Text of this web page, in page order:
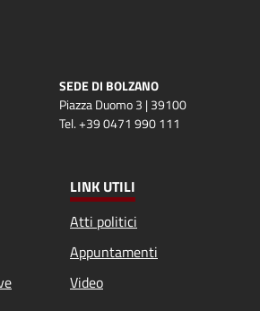
SEDE DI BOLZANO
Piazza Duomo 3 | 39100
Tel. +39 0471 990 111
LINK UTILI
Atti politici
Appuntamenti
Video